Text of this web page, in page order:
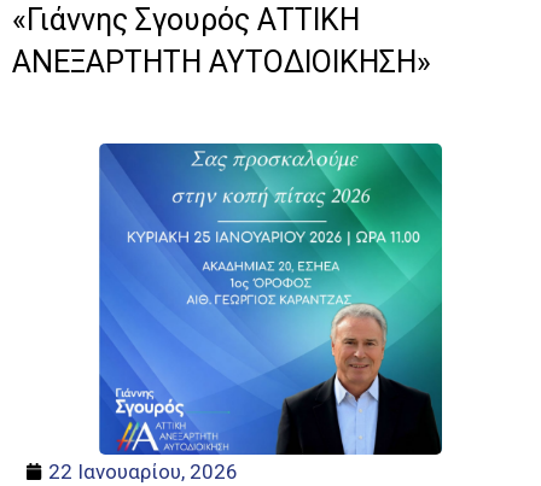
«Γιάννης Σγουρός ΑΤΤΙΚΗ
ΑΝΕΞΑΡΤΗΤΗ ΑΥΤΟΔΙΟΙΚΗΣΗ»
22 Ιανουαρίου, 2026